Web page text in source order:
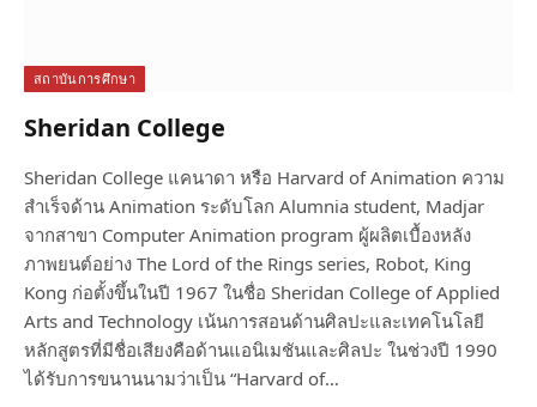
สถาบันการศึกษา
Sheridan College
Sheridan College แคนาดา หรือ Harvard of Animation ความ
สำเร็จด้าน Animation ระดับโลก Alumnia student, Madjar
จากสาขา Computer Animation program ผู้ผลิตเบื้องหลัง
ภาพยนต์อย่าง The Lord of the Rings series, Robot, King
Kong ก่อตั้งขึ้นในปี 1967 ในชื่อ Sheridan College of Applied
Arts and Technology เน้นการสอนด้านศิลปะและเทคโนโลยี
หลักสูตรที่มีชื่อเสียงคือด้านแอนิเมชันและศิลปะ ในช่วงปี 1990
ได้รับการขนานนามว่าเป็น “Harvard of…